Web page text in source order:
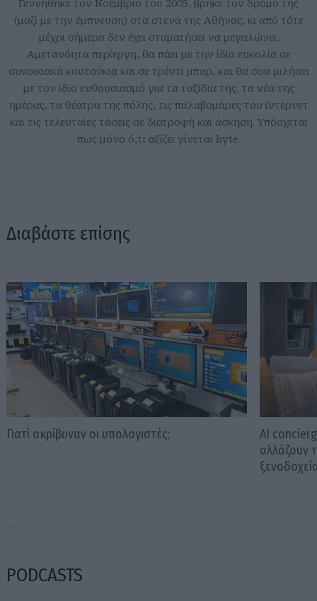
(μαζί με την έμπνευση) στα στενά της Αθήνας, κι από τότε
μέχρι σήμερα δεν έχει σταματήσει να μεγαλώνει.
Αμετανόητα περίεργη, θα πάει με την ίδια ευκολία σε
συνοικιακά κουτούκια και σε τρέντι μπαρ, και θα σου μιλήσει
με τον ίδιο ενθουσιασμό για τα ταξίδια της, τα νέα της
ημέρας, τα θέατρα της πόλης, τις παλαβομάρες του ίντερνετ
και τις τελευταίες τάσεις σε διατροφή και άσκηση. Υπόσχεται
πως μόνο ό,τι αξίζει γίνεται byte.
Διαβάστε επίσης
Γιατί ακρίβυναν οι υπολογιστές;
AI
αλλάζουν
PODCASTS